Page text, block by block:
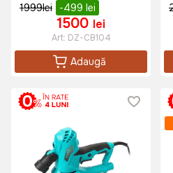
1999lei -499 lei
1500 lei
Art: DZ-CB104
Adaugă